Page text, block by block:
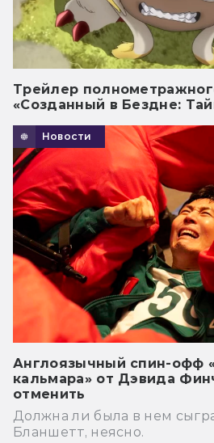
Трейлер
«Созданный в Бездне:
Новости
Англоязычный спин-офф
кальмара» от Дэвида
отменить
Должна ли была в нем
Бланшетт, неясно.